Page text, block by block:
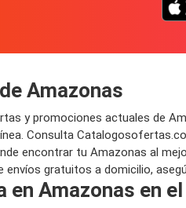
Amazonas
y promociones actuales de
Consulta
encontrar tu Amazonas al
gratuitos a domicilio,
en Amazonas en